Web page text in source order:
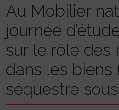
Au Mobilier
journée
sur le rôle des
dans les biens
séquestre